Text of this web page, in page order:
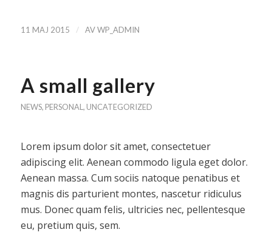
11 MAJ 2015 / AVWP_ADMIN
A small gallery
NEWS, PERSONAL, UNCATEGORIZED
Lorem ipsum dolor sit amet, consectetuer
adipiscing elit. Aenean commodo ligula eget dolor.
Aenean massa. Cum sociis natoque penatibus et
magnis dis parturient montes, nascetur ridiculus
mus. Donec quam felis, ultricies nec, pellentesque
eu, pretium quis, sem.